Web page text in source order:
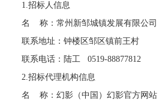
1.招标人信息
名
称：常州新邹城镇发展有限公司
联系地址：钟楼区邹区镇前王村
联系电话：陆工 0519-88877812
2.招标代理机构信息
名
称：幻影（中国）幻影官方网站